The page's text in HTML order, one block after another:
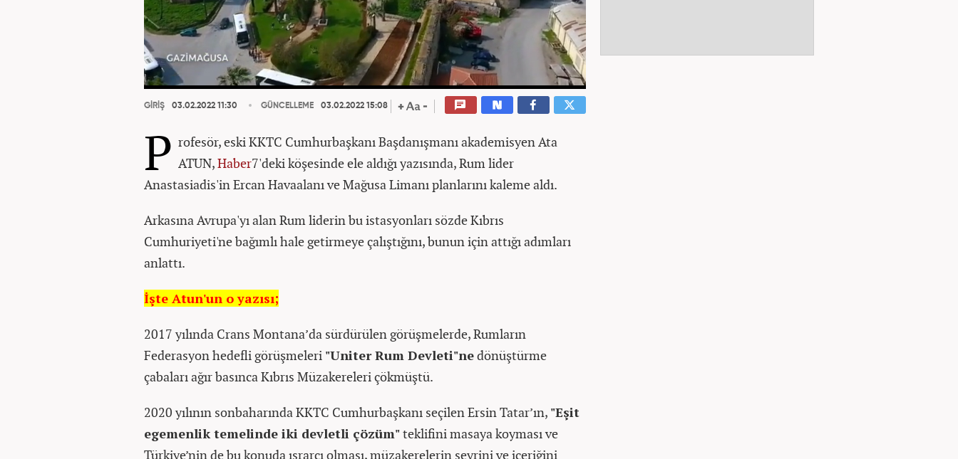
GİRİŞ 03.02.2022 11:30 GÜNCELLEME 03.02.2022 15:08
P rofesör, eski KKTC Cumhurbaşkanı Başdanışmanı akademisyen Ata
ATUN,Haber7'deki köşesinde ele aldığı yazısında, Rum lider
Anastasiadis'in Ercan Havaalanı ve Mağusa Limanı planlarını kaleme aldı.
Arkasına Avrupa'yı alan Rum liderin bu istasyonları sözde Kıbrıs
Cumhuriyeti'ne bağımlı hale getirmeye çalıştığını, bunun için attığı adımları
anlattı.
İşte Atun'un o yazısı;
2017 yılında Crans Montana’da sürdürülen görüşmelerde, Rumların
Federasyon hedefli görüşmeleri "Uniter Rum Devleti"nedönüştürme
çabaları ağır basınca Kıbrıs Müzakereleri çökmüştü.
2020 yılının sonbaharında KKTC Cumhurbaşkanı seçilen Ersin Tatar’ın, "Eşit
egemenlik temelinde iki devletli çözüm"teklifini masaya koyması ve
Türkiye’nin de bu konuda ısrarcı olması, müzakerelerin seyrini ve içeriğini